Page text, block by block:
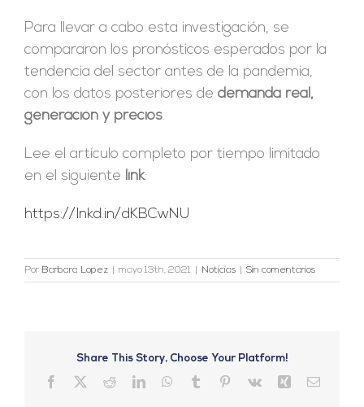
Para llevar a cabo esta investigación, se
compararon los pronósticos esperados por la
tendencia del sector antes de la pandemia,
con los datos posteriores de demanda real,
generación y precios.
Lee el artículo completo por tiempo limitado
en el siguiente link:
https://lnkd.in/dKBCwNU
Por Barbara Lopez mayo 13th, 2021 Noticias Sin comentarios
Share This Story, Choose Your Platform!
Facebook RedditLinkedInWhatsApp
Tumblr Pinterest
Vk Xing Correo